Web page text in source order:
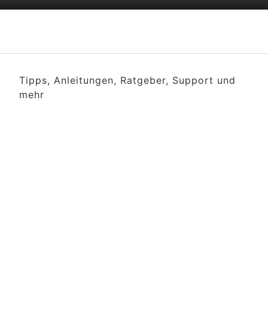
Tipps, Anleitungen, Ratgeber, Support und
mehr